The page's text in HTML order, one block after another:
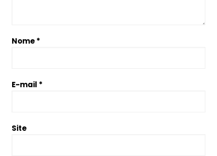
Nome*
E-mail *
Site